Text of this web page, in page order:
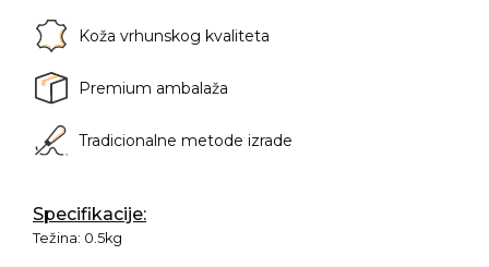
Koža vrhunskog kvaliteta
Premium ambalaža
Tradicionalne metode izrade
Specifikacije:
Težina: 0.5kg